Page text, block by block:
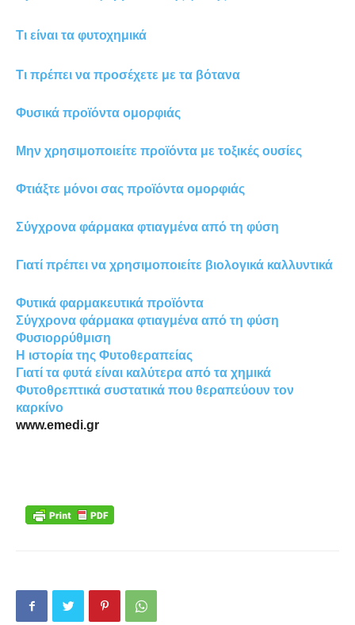
Τι είναι τα φυτοχημικά
Τι πρέπει να προσέχετε με τα βότανα
Φυσικά προϊόντα ομορφιάς
Μην χρησιμοποιείτε προϊόντα με τοξικές ουσίες
Φτιάξτε μόνοι σας προϊόντα ομορφιάς
Σύγχρονα φάρμακα φτιαγμένα από τη φύση
Γιατί πρέπει να χρησιμοποιείτε βιολογικά καλλυντικά
Φυτικά φαρμακευτικά προϊόντα
Σύγχρονα φάρμακα φτιαγμένα από τη φύση
Φυσιορρύθμιση
Η ιστορία της Φυτοθεραπείας
Γιατί τα φυτά είναι καλύτερα από τα χημικά
Φυτοθρεπτικά συστατικά που θεραπεύουν τον
καρκίνο
www.emedi.gr